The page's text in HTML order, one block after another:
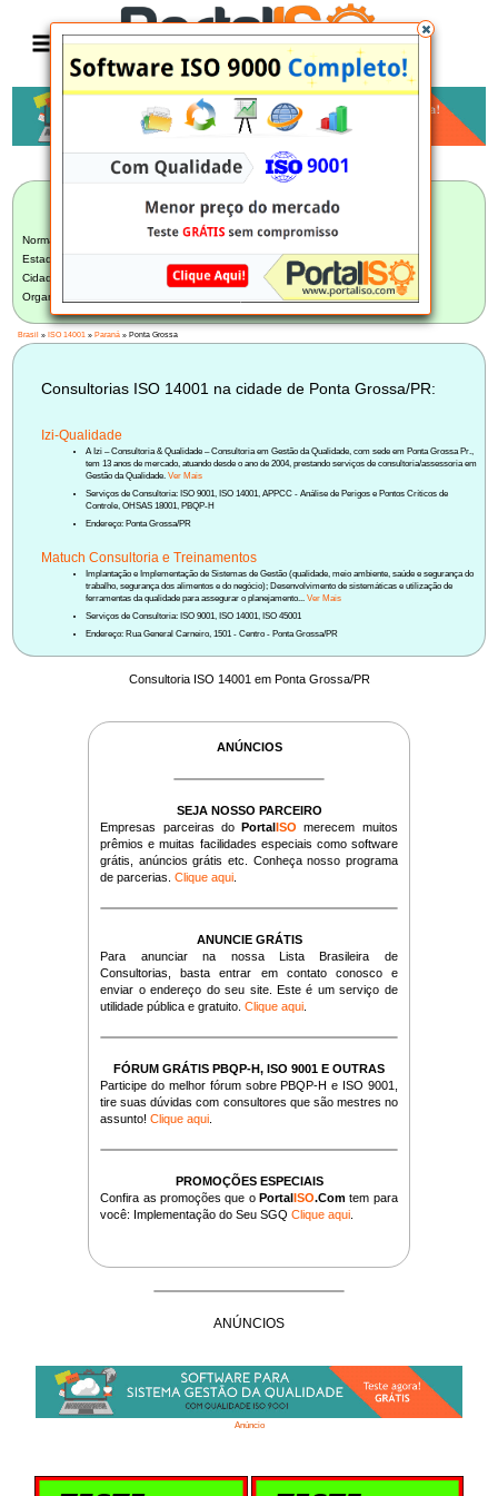
Anúncio
ISO 14001
Norma:
ISO 14001
Estado:
Cidade:
Ponta Grossa/PR (2)
Organização:
Brasil »ISO 14001 »Paraná » Ponta Grossa
Consultorias ISO 14001 na cidade de Ponta Grossa/PR:
Izi-Qualidade
A Izi – Consultoria & Qualidade – Consultoria em Gestão da Qualidade, com sede em Ponta Grossa Pr.,
tem 13 anos de mercado, atuando desde o ano de 2004, prestando serviços de consultoria/assessoria em
Gestão da Qualidade.Ver Mais
Serviços de Consultoria: ISO 9001, ISO 14001, APPCC - Análise de Perigos e Pontos Críticos de
Controle, OHSAS 18001, PBQP-H
Endereço: Ponta Grossa/PR
Matuch Consultoria e Treinamentos
Implantação e Implementação de Sistemas de Gestão (qualidade, meio ambiente, saúde e segurança do
trabalho, segurança dos alimentos e do negócio); Desenvolvimento de sistemáticas e utilização de
ferramentas da qualidade para assegurar o planejamento...Ver Mais
Serviços de Consultoria: ISO 9001, ISO 14001, ISO 45001
Endereço: Rua General Carneiro, 1501 - Centro - Ponta Grossa/PR
Consultoria ISO 14001 em Ponta Grossa/PR
ANÚNCIOS
SEJA NOSSO PARCEIRO
Empresas parceiras doPortalISO merecem muitos
prêmios e muitas facilidades especiais como software
grátis, anúncios grátis etc. Conheça nosso programa
de parcerias.Clique aqui
ANUNCIE GRÁTIS
Para anunciar na nossa Lista Brasileira de
Consultorias, basta entrar em contato conosco e
enviar o endereço do seu site. Este é um serviço de
utilidade pública e gratuito.Clique aqui
FÓRUM GRÁTIS PBQP-H, ISO 9001 E OUTRAS
Participe do melhor fórum sobre PBQP-H e ISO 9001,
tire suas dúvidas com consultores que são mestres no
assunto!Clique aqui
PROMOÇÕES ESPECIAIS
Confira as promoções que oPortalISO.Com tem para
você: Implementação do Seu SGQClique aqui
ANÚNCIOS
Anúncio